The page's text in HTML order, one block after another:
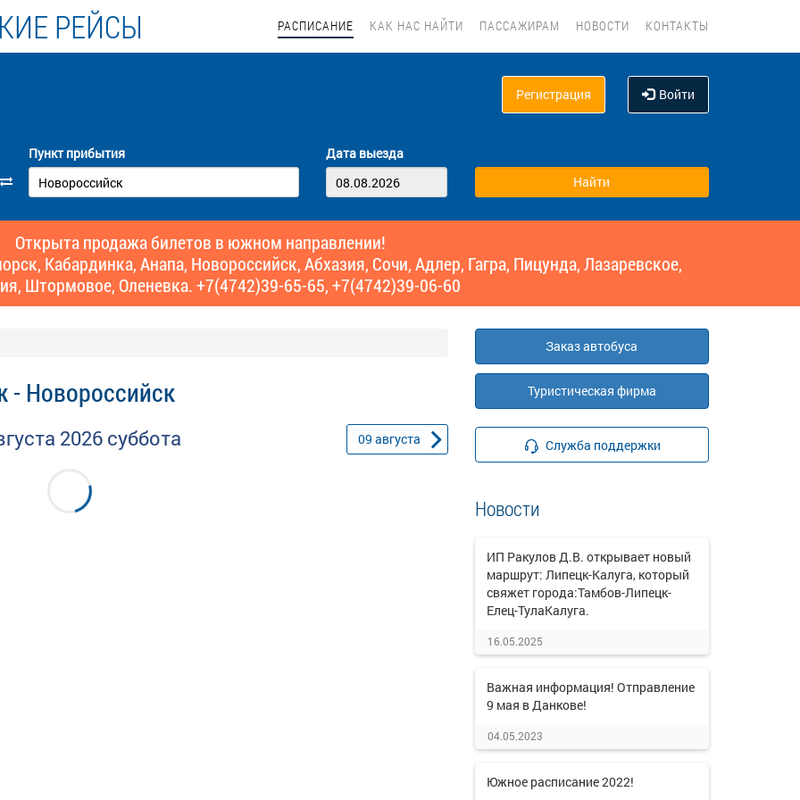
РЕЙСЫ РАСПИСАНИЕ КАК НАС НАЙТИ ПАССАЖИРАМ НОВОСТИ КОНТАКТЫ
Регистрация Войти
Пункт прибытия Дата выезда
Открыта продажа билетов в южном направлении!
Кабардинка, Анапа, Новороссийск, Абхазия, Сочи, Адлер, Гагра, Пицунда, Лазаревское,
Штормовое, Оленевка. +7(4742)39-65-65, +7(4742)39-06-60
- Новороссийск
2026 суббота 09 августа
Заказ автобуса
Туристическая фирма
Служба поддержки
Новости
ИП Ракулов Д.В. открывает новый
маршрут: Липецк-Калуга, который
свяжет города:Тамбов-Липецк-
Елец-ТулаКалуга.
16.05.2025
Важная информация! Отправление
9 мая в Данкове!
04.05.2023
Южное расписание 2022!